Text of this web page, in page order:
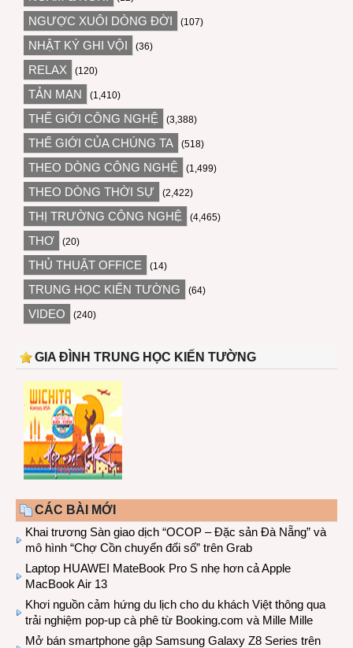
NGƯỢC XUÔI DÒNG ĐỜI (107)
NHẬT KÝ GHI VỘI (36)
RELAX (120)
TẢN MẠN (1,410)
THẾ GIỚI CÔNG NGHỆ (3,388)
THẾ GIỚI CỦA CHÚNG TA (518)
THEO DÒNG CÔNG NGHỆ (1,499)
THEO DÒNG THỜI SỰ (2,422)
THỊ TRƯỜNG CÔNG NGHỆ (4,465)
THƠ (20)
THỦ THUẬT OFFICE (14)
TRUNG HỌC KIẾN TƯỜNG (64)
VIDEO (240)
GIA ĐÌNH TRUNG HỌC KIẾN TƯỜNG
CÁC BÀI MỚI
Khai trương Sàn giao dịch “OCOP – Đặc sản Đà Nẵng” và
mô hình “Chợ Cồn chuyển đổi số” trên Grab
Laptop HUAWEI MateBook Pro S nhẹ hơn cả Apple
MacBook Air 13
Khơi nguồn cảm hứng du lịch cho du khách Việt thông qua
trải nghiệm pop-up cà phê từ Booking.com và Mille Mille
Mở bán smartphone gập Samsung Galaxy Z8 Series trên